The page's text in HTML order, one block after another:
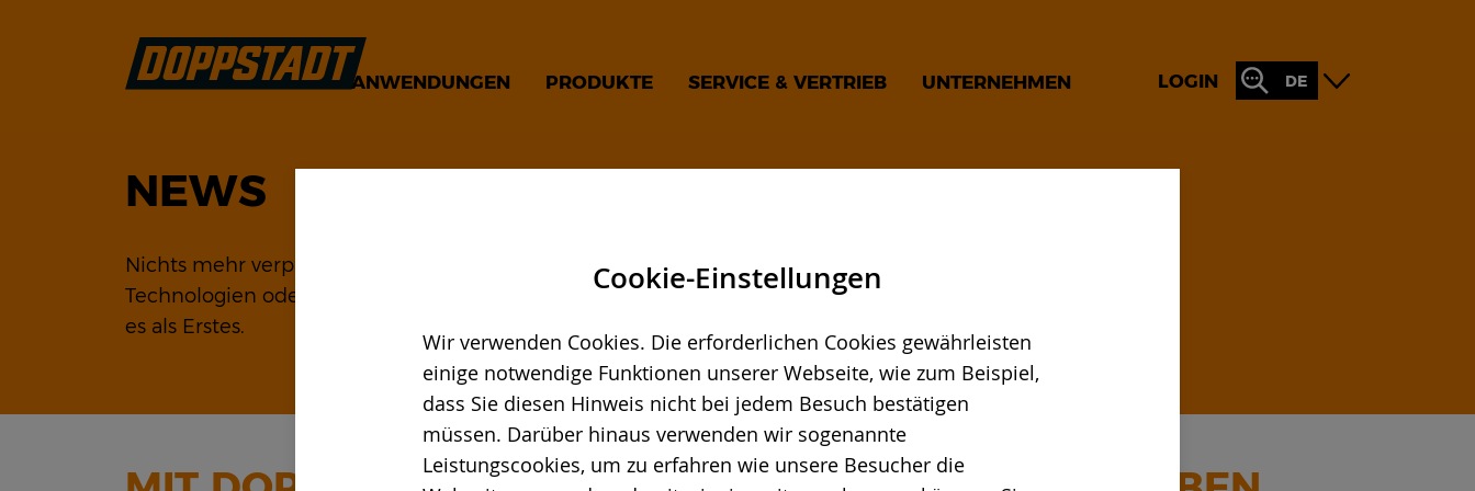
Cookie-Einstellungen
Wir verwenden Cookies. Die erforderlichen Cookies gewährleisten
einige notwendige Funktionen unserer Webseite, wie zum Beispiel,
dass Sie diesen Hinweis nicht bei jedem Besuch bestätigen
müssen. Darüber hinaus verwenden wir sogenannte
Leistungscookies, um zu erfahren wie unsere Besucher die
ANWENDUNGEN PRODUKTE SERVICE & VERTRIEB UNTERNEHMEN LOGIN DE
NEWS
Nichts mehr verpassen! Ob interessante Veranstaltungen in Ihrer Nähe, brandneue
Technologien oder innovative Upgrades für bestehende Maschinen und Anlagen: Sie erfahren
es als Erstes.